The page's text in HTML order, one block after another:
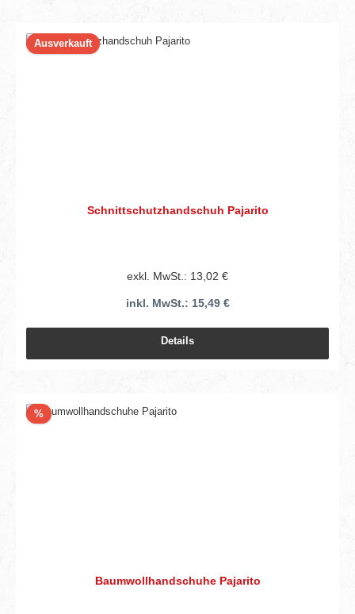
Ausverkauft
Schnittschutzhandschuh Pajarito
exkl. MwSt.: 13,02 €
inkl. MwSt.: 15,49 €
Details
%Rabatt
Baumwollhandschuhe Pajarito